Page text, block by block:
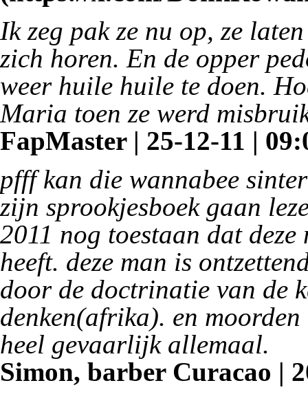
Ik zeg pak ze nu op, ze
zich horen. En de opper
weer huile huile te doen.
Maria toen ze werd
FapMaster | 25-12-11 |
pfff kan die wannabee
zijn sprookjesboek gaan
2011 nog toestaan dat
heeft. deze man is
door de doctrinatie van de
denken(afrika). en
heel gevaarlijk allemaal.
Simon, barber Curacao |